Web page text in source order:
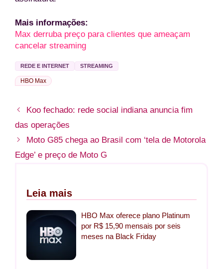
Mais informações:
Max derruba preço para clientes que ameaçam
cancelar streaming
REDE E INTERNET STREAMING
HBO Max
Koo fechado: rede social indiana anuncia fim
das operações
Moto G85 chega ao Brasil com ‘tela de Motorola
Edge’ e preço de Moto G
Leia mais
HBO Max oferece plano Platinum
por R$ 15,90 mensais por seis
meses na Black Friday